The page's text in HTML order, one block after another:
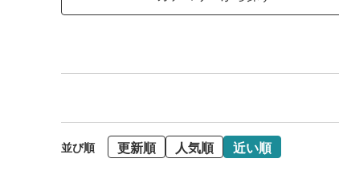
並び順 更新順 人気順 近い順